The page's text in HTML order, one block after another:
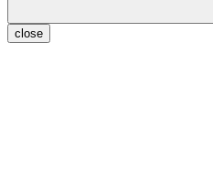
close